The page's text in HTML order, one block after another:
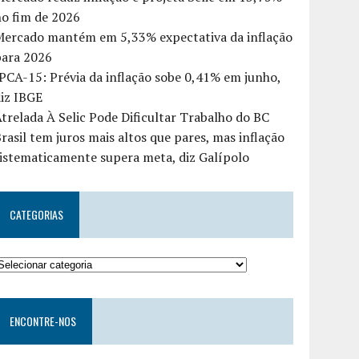
fim de 2026
mantém em 5,33% expectativa da inflação
2026
15: Prévia da inflação sobe 0,41% em junho,
IBGE
À Selic Pode Dificultar Trabalho do BC
tem juros mais altos que pares, mas inflação
supera meta, diz Galípolo
CATEGORIAS
ENCONTRE-NOS